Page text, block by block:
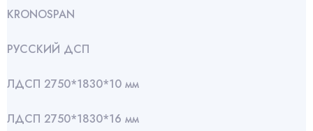
KRONOSPAN
РУССКИЙ ДСП
ЛДСП 2750*1830*10 мм
ЛДСП 2750*1830*16 мм